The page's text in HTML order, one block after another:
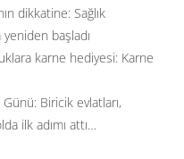
dikkatine: Sağlık
yeniden başladı
karne hediyesi: Karne
Biricik evlatları,
ilk adımı attı…